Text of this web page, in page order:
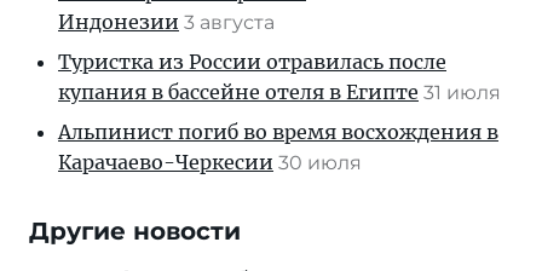
Индонезии 3 августа
Туристка из России отравилась после
купания в бассейне отеля в Египте 31 июля
Альпинист погиб во время восхождения в
Карачаево-Черкесии 30 июля
Другие новости